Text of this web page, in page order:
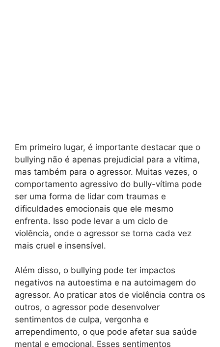
Em primeiro lugar, é importante destacar que o
bullying não é apenas prejudicial para a vítima,
mas também para o agressor. Muitas vezes, o
comportamento agressivo do bully-vítima pode
ser uma forma de lidar com traumas e
dificuldades emocionais que ele mesmo
enfrenta. Isso pode levar a um ciclo de
violência, onde o agressor se torna cada vez
mais cruel e insensível.
Além disso, o bullying pode ter impactos
negativos na autoestima e na autoimagem do
agressor. Ao praticar atos de violência contra os
outros, o agressor pode desenvolver
sentimentos de culpa, vergonha e
arrependimento, o que pode afetar sua saúde
mental e emocional. Esses sentimentos